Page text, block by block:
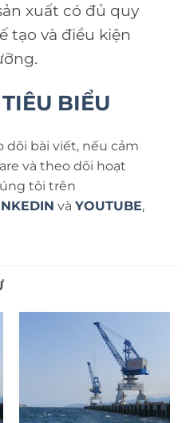
xuất có đủ quy
tạo và điều kiện
BIỂU
dõi bài viết, nếu cảm
và theo dõi hoạt
tôi trên
và YOUTUBE,